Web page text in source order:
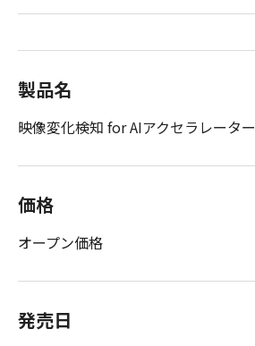
製品名
映像変化検知 for AIアクセラレーター
価格
オープン価格
発売日